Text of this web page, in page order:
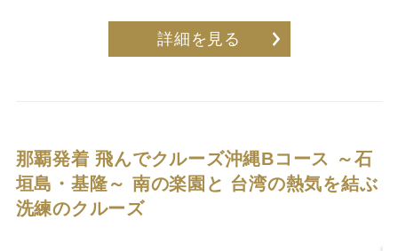
詳細を見る
那覇発着 飛んでクルーズ沖縄Bコース ～石
垣島・基隆～ 南の楽園と 台湾の熱気を結ぶ
洗練のクルーズ